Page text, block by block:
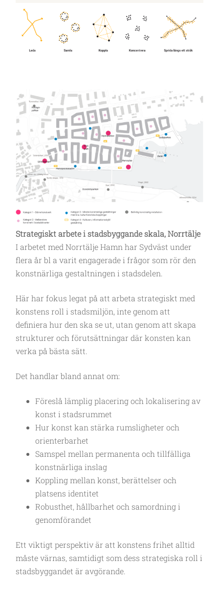
Strategiskt arbete i stadsbyggande skala, Norrtälje
I arbetet med Norrtälje Hamn har Sydväst under
flera år bl a varit engagerade i frågor som rör den
konstnärliga gestaltningen i stadsdelen.
Här har fokus legat på att arbeta strategiskt med
konstens roll i stadsmiljön, inte genom att
definiera hur den ska se ut, utan genom att skapa
strukturer och förutsättningar där konsten kan
verka på bästa sätt.
Det handlar bland annat om:
Föreslå lämplig placering och lokalisering av
konst i stadsrummet
Hur konst kan stärka rumsligheter och
orienterbarhet
Samspel mellan permanenta och tillfälliga
konstnärliga inslag
Koppling mellan konst, berättelser och
platsens identitet
Robusthet, hållbarhet och samordning i
genomförandet
Ett viktigt perspektiv är att konstens frihet alltid
måste värnas, samtidigt som dess strategiska roll i
stadsbyggandet är avgörande.